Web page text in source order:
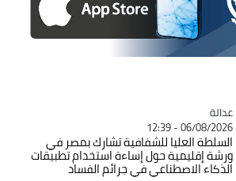
Catégorie
عدالة
06/08/2026 - 12:39
السلطة العليا للشفافية تشارك بمصر في
ورشة إقليمية حول إساءة استخدام تطبيقات
الذكاء الاصطناعي في جرائم الفساد